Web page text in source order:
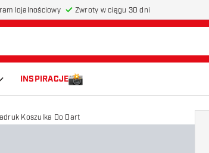
lojalnościowy Zwroty w ciągu 30 dni
INSPIRACJE
Koszulka Do Dart